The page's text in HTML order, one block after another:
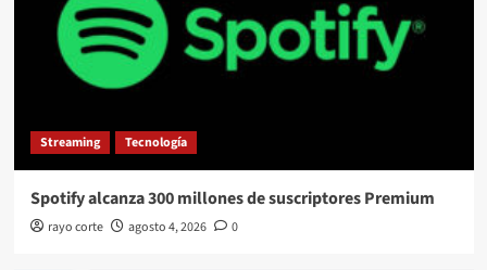
Streaming Tecnología
Spotify alcanza 300 millones de suscriptores Premium
rayo corte agosto 4, 2026 0